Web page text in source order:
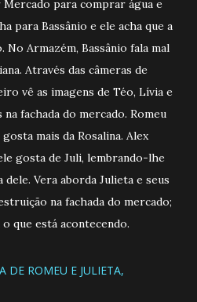
para comprar água e
para Bassânio e ele acha que a
Armazém, Bassânio fala mal
Através das câmeras de
vê as imagens de Téo, Lívia e
fachada do mercado. Romeu
mais da Rosalina. Alex
gosta de Juli, lembrando-lhe
dele. Vera aborda Julieta e seus
na fachada do mercado;
que está acontecendo.
DE ROMEU E JULIETA